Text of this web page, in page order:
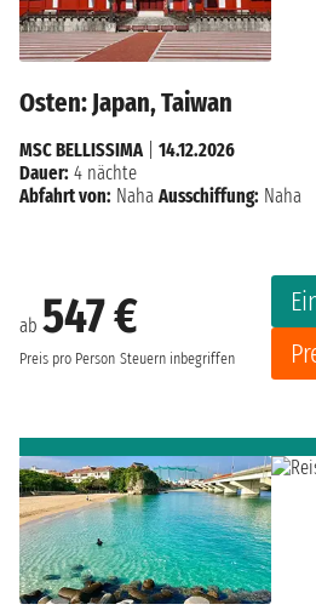
Osten: Japan, Taiwan
ab 547 €
Preis pro Person Steuern inbegriffen
MSC BELLISSIMA| 14.12.2026
Dauer: 4 nächte
Abfahrt von: Naha Ausschiffung: Naha